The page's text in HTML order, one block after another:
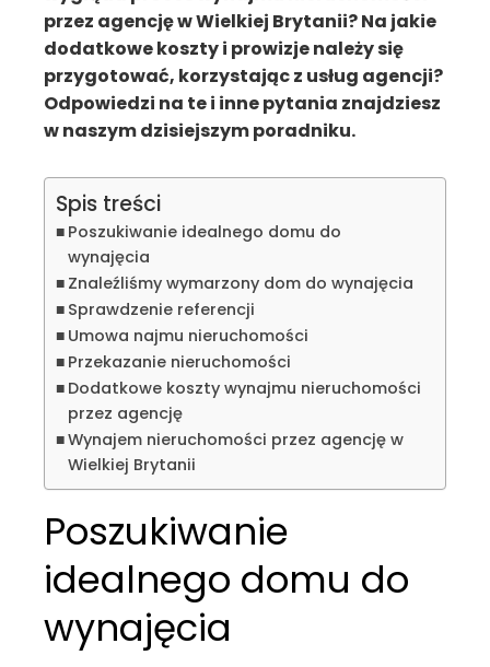
przez agencję w Wielkiej Brytanii? Na jakie
dodatkowe koszty i prowizje należy się
przygotować, korzystając z usług agencji?
Odpowiedzi na te i inne pytania znajdziesz
w naszym dzisiejszym poradniku.
Spis treści
Poszukiwanie idealnego domu do
wynajęcia
Znaleźliśmy wymarzony dom do wynajęcia
Sprawdzenie referencji
Umowa najmu nieruchomości
Przekazanie nieruchomości
Dodatkowe koszty wynajmu nieruchomości
przez agencję
Wynajem nieruchomości przez agencję w
Wielkiej Brytanii
Poszukiwanie
idealnego domu do
wynajęcia